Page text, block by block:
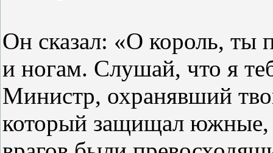
Он сказал: «О король, ты
и ногам. Слушай, что я
Министр, охранявший
который защищал южные,